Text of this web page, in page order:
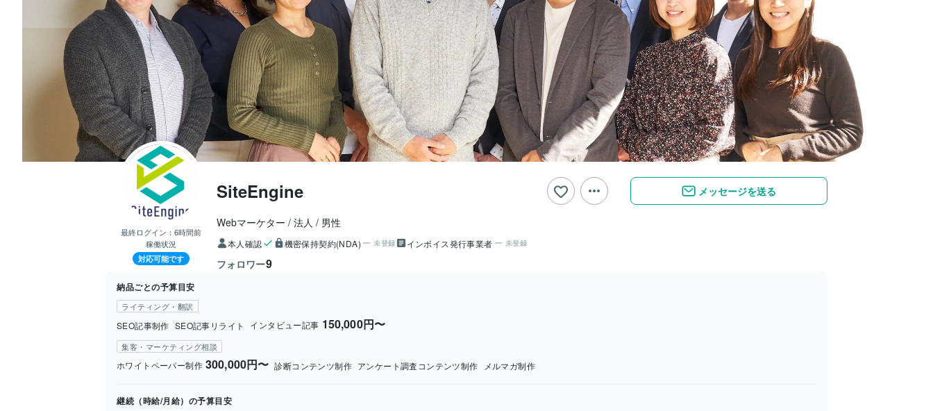
最終ログイン： 6時間前
稼働状況
対応可能です
SiteEngine
Webマーケター 法人 男性
本人確認 機密保持契約(NDA) 未登録 インボイス発行事業者 未登録
フォロワー9
メッセージを送る
納品ごとの予算目安
ライティング・翻訳
SEO記事制作 SEO記事リライト インタビュー記事 150,000円〜
集客・マーケティング相談
ホワイトペーパー制作 300,000円〜 診断コンテンツ制作 アンケート調査コンテンツ制作 メルマガ制作
継続（時給/月給）の予算目安